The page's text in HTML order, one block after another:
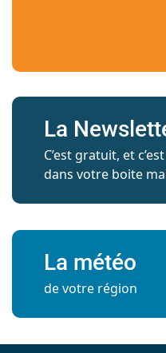
La
C’est gratuit, et
dans votre boite
La météo
de votre région